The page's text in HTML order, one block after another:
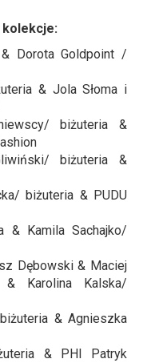
kolekcje:
Dorota Goldpoint /
& Jola Słoma i
biżuteria &
biżuteria &
biżuteria & PUDU
& Kamila Sachajko/
Dębowski & Maciej
& Karolina Kalska/
& Agnieszka
& PHI Patryk